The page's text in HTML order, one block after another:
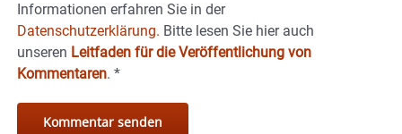
Informationen erfahren Sie in der
Datenschutzerklärung. Bitte lesen Sie hier auch
unseren Leitfaden für die Veröffentlichung von
Kommentaren. *